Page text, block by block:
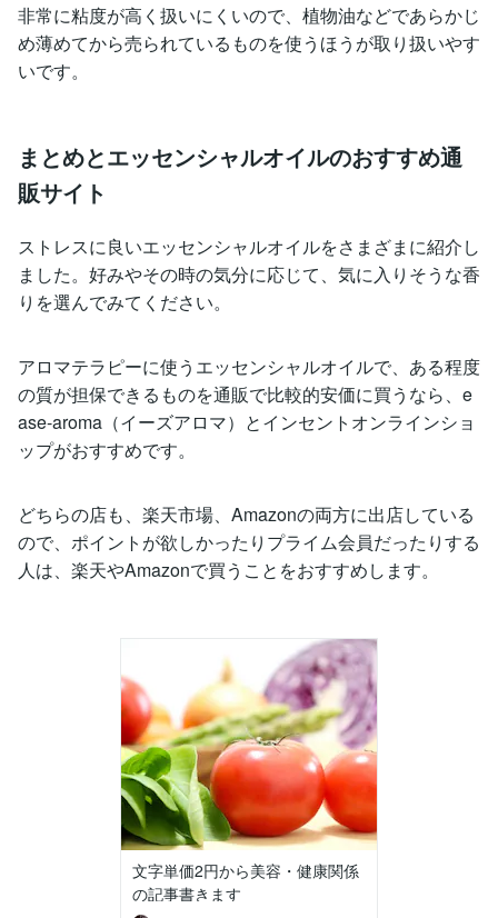
非常に粘度が高く扱いにくいので、植物油などであらかじ
め薄めてから売られているものを使うほうが取り扱いやす
いです。
まとめとエッセンシャルオイルのおすすめ通
販サイト
ストレスに良いエッセンシャルオイルをさまざまに紹介し
ました。好みやその時の気分に応じて、気に入りそうな香
りを選んでみてください。
アロマテラピーに使うエッセンシャルオイルで、ある程度
の質が担保できるものを通販で比較的安価に買うなら、e
ase-aroma（イーズアロマ）とインセントオンラインショ
ップがおすすめです。
どちらの店も、楽天市場、Amazonの両方に出店している
ので、ポイントが欲しかったりプライム会員だったりする
人は、楽天やAmazonで買うことをおすすめします。
文字単価2円から美容・健康関係
の記事書きます